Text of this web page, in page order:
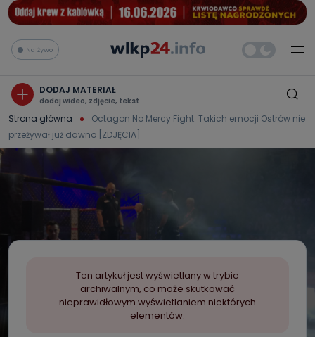
Na żywo
DODAJ MATERIAŁ
dodaj wideo, zdjęcie, tekst
Strona główna
Octagon No Mercy Fight. Takich emocji Ostrów nie
przeżywał już dawno [ZDJĘCIA]
Ten artykuł jest wyświetlany w trybie
archiwalnym, co może skutkować
nieprawidłowym wyświetlaniem niektórych
elementów.